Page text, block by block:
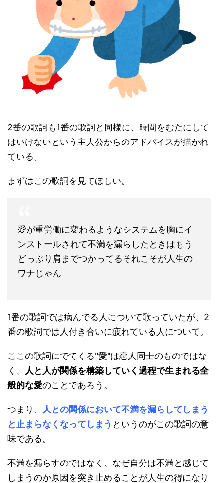
2番の歌詞も1番の歌詞と同様に、時間をむだにして
はいけないという主人公からのアドバイスが描かれ
ている。
まずはこの歌詞を見てほしい。
愛が重労働に変わるようなシステムを胸にイ
ンストールされて不満を漏らしたときはもう
どっぷり肩までつかってるそれこそが人生の
ワナじゃん
1番の歌詞では病んでる人について歌っていたが、2
番の歌詞では人付き合いに疲れている人について。
ここの歌詞にでてくる"愛"は恋人同士のものではな
く、
人と人が関係を構築していく過程で生まれる全
般的な愛のことであろう。
つまり、
人との関係において不満を漏らしてしまう
と止まらなくなってしまう というのがこの歌詞の意
味である。
不満を漏らすのではなく、なぜ自分は不満と感じて
しまうのか原因を突き止めることが人生の得になり